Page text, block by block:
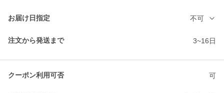
お届け日指定 不可
注文から発送まで 3~16日
クーポン利用可否 可